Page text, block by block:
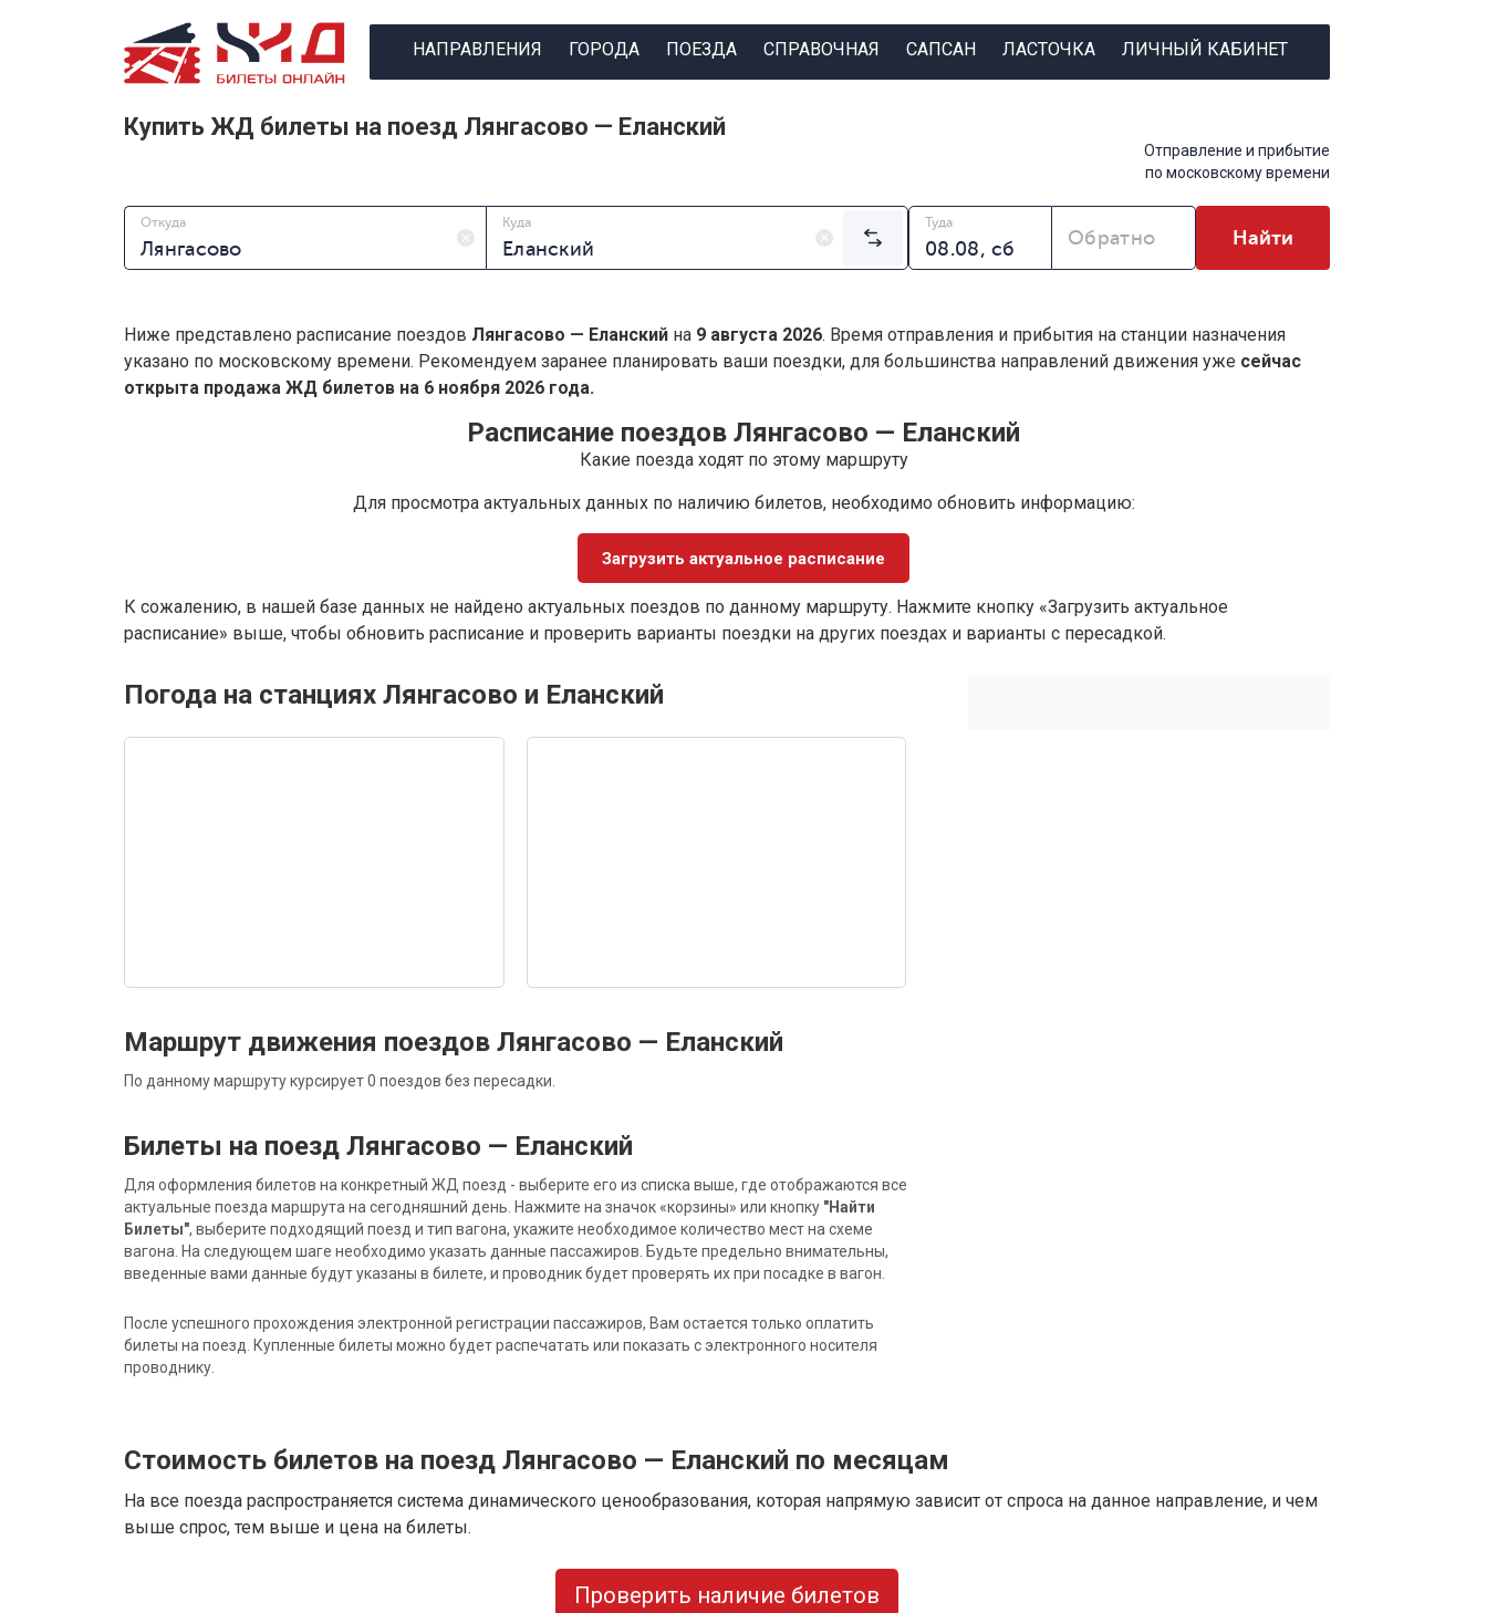
НАПРАВЛЕНИЯ ГОРОДА ПОЕЗДА СПРАВОЧНАЯ САПСАН ЛАСТОЧКА ЛИЧНЫЙ КАБИНЕТ
Купить ЖД билеты на поезд Лянгасово — Еланский
Отправление и прибытие
по московскому времени
Откуда Куда Туда
Обратно Найти
Ниже представлено расписание поездов Лянгасово — Еланский на 9 августа 2026. Время отправления и прибытия на станции назначения
указано по московскому времени. Рекомендуем заранее планировать ваши поездки, для большинства направлений движения уже сейчас
открыта продажа ЖД билетов на 6 ноября 2026 года.
Расписание поездов Лянгасово — Еланский
Какие поезда ходят по этому маршруту
Для просмотра актуальных данных по наличию билетов, необходимо обновить информацию:
Загрузить актуальное расписание
К сожалению, в нашей базе данных не найдено актуальных поездов по данному маршруту. Нажмите кнопку «Загрузить актуальное
расписание» выше, чтобы обновить расписание и проверить варианты поездки на других поездах и варианты с пересадкой.
Погода на станциях Лянгасово и Еланский
Маршрут движения поездов Лянгасово — Еланский
По данному маршруту курсирует 0 поездов без пересадки.
Билеты на поезд Лянгасово — Еланский
Для оформления билетов на конкретный ЖД поезд - выберите его из списка выше, где отображаются все
актуальные поезда маршрута на сегодняшний день. Нажмите на значок «корзины» или кнопку "Найти
Билеты", выберите подходящий поезд и тип вагона, укажите необходимое количество мест на схеме
вагона. На следующем шаге необходимо указать данные пассажиров. Будьте предельно внимательны,
введенные вами данные будут указаны в билете, и проводник будет проверять их при посадке в вагон.
После успешного прохождения электронной регистрации пассажиров, Вам остается только оплатить
билеты на поезд. Купленные билеты можно будет распечатать или показать с электронного носителя
проводнику.
Стоимость билетов на поезд Лянгасово — Еланский по месяцам
На все поезда распространяется система динамического ценообразования, которая напрямую зависит от спроса на данное направление, и чем
выше спрос, тем выше и цена на билеты.
Проверить наличие билетов